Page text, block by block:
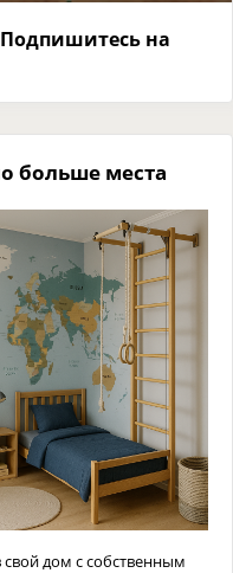
Подпишитесь на
больше места
дом с собственным